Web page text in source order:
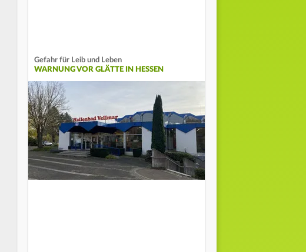
Gefahr für Leib und Leben
WARNUNG VOR GLÄTTE IN HESSEN